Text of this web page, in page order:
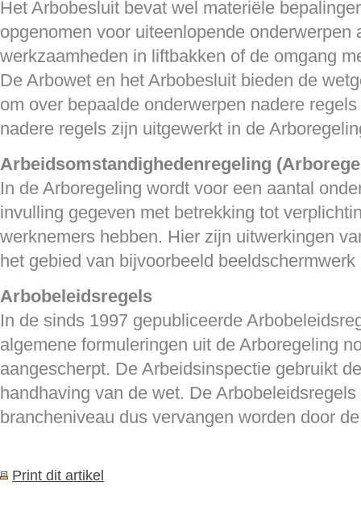
Het Arbobesluit bevat wel materiële
opgenomen voor uiteenlopende onderwerpen
werkzaamheden in liftbakken of de omgang
De Arbowet en het Arbobesluit bieden de
om over bepaalde onderwerpen nadere
nadere regels zijn uitgewerkt in de
Arbeidsomstandighedenregeling
In de Arboregeling wordt voor een aantal
invulling gegeven met betrekking tot
werknemers hebben. Hier zijn uitwerkingen
het gebied van bijvoorbeeld
Arbobeleidsregels
In de sinds 1997 gepubliceerde
algemene formuleringen uit de Arboregeling
aangescherpt. De Arbeidsinspectie gebruikt
handhaving van de wet. De
brancheniveau dus vervangen worden door
Print dit artikel